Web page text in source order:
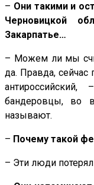
– Они такими и
Черновицкой
Закарпатье…
– Можем ли мы
да. Правда, сейчас
бандеровцы, во
называют.
– Почему такой
– Эти люди